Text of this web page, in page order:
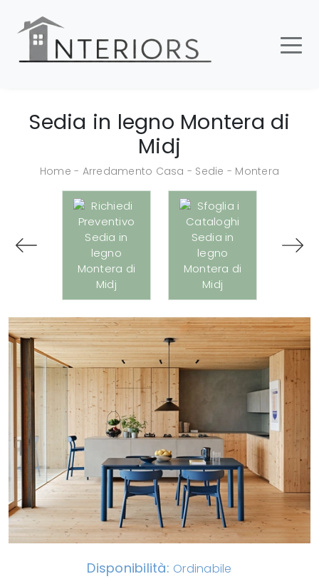
Sedia in legno Montera di
Midj
Home - Arredamento Casa - Sedie - Montera
Disponibilità: Ordinabile